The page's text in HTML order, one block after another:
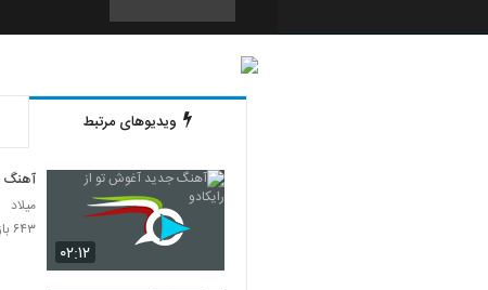
4199
Andisheh
دانلود آهنگ
(Peyman Kouhestani Tanam Larzid)
۲۴۰ بازدید
ویدیوهای مرتبط
۰۲:۱۲
آهنگ
میلاد
۶۴۳ بازدید